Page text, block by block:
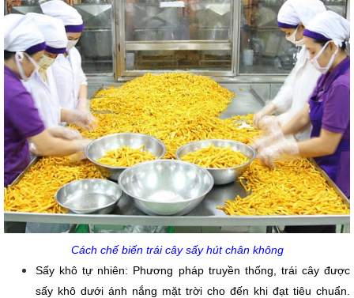
Cách chế biến trái cây sấy hút chân không
Sấy khô tự nhiên: Phương pháp truyền thống, trái cây được
sấy khô dưới ánh nắng mặt trời cho đến khi đạt tiêu chuẩn.